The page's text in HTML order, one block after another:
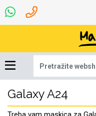
Galaxy A24
Dinamo maskice za
mobitel
Robotski usisavači
Najprodavanije -
TOP 100
Ljetna kolekcija
Univerzalna oprema
za tablet
7.0 - 8.0 inča
Igračke i ostalo
Selfie Stick
Punjači
Mikrofoni
Pametni Satovi
Auto Kamere
Podloga za miš
Ruksaci i torbice